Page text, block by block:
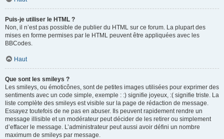
Puis-je utiliser le HTML ?
Non, il n’est pas possible de publier du HTML sur ce forum. La plupart des
mises en forme permises par le HTML peuvent être appliquées avec les
BBCodes.
Haut
Que sont les smileys ?
Les smileys, ou émoticônes, sont de petites images utilisées pour exprimer des
sentiments avec un code simple, exemple : :) signifie joyeux, :( signifie triste. La
liste complète des smileys est visible sur la page de rédaction de message.
Essayez toutefois de ne pas en abuser. Ils peuvent rapidement rendre un
message illisible et un modérateur peut décider de les retirer ou simplement
d’effacer le message. L’administrateur peut aussi avoir défini un nombre
maximum de smileys par message.